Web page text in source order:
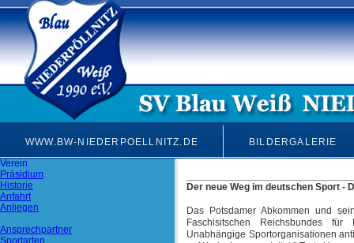
WWW.BW-NIEDERPOELLNITZ.DE
BILDERGALERIE
Verein
Präsidium
Historie
Anfahrt
Anliegen
Ansprechpartner
Sportarten
Der neue Weg im deutschen Sport -
Das Potsdamer Abkommen und
Faschisitschen Reichsbundes
Unabhängige Sportorganisationen